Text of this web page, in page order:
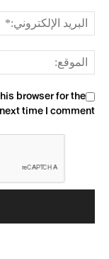
browser for the
next time I comment.